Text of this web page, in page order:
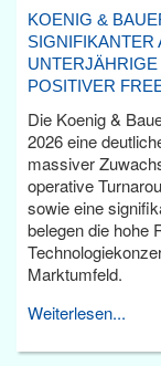
KOENIG &
SIGNIFIKANTER
POSITIVER
Die Koenig &
2026 eine
massiver
operative
sowie eine
belegen die hohe
Marktumfeld.
Weiterlesen...